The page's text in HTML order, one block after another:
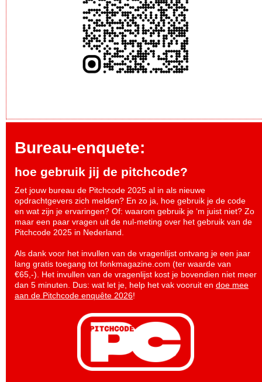
Bureau-enquete:
hoe gebruik jij de pitchcode?
Zet jouw bureau de Pitchcode 2025 al in als nieuwe
opdrachtgevers zich melden? En zo ja, hoe gebruik je de code
en wat zijn je ervaringen? Of: waarom gebruik je ‘m juist niet? Zo
maar een paar vragen uit de nul-meting over het gebruik van de
Pitchcode 2025 in Nederland.
Als dank voor het invullen van de vragenlijst ontvang je een jaar
lang gratis toegang tot fonkmagazine.com (ter waarde van
€65,-). Het invullen van de vragenlijst kost je bovendien niet meer
dan 5 minuten. Dus: wat let je, help het vak vooruit en doe mee
aan de Pitchcode enquête 2026!